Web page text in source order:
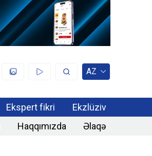
AZ
Ekspert fikri
Ekzlüziv
Haqqımızda Əlaqə